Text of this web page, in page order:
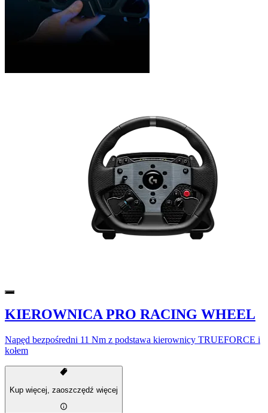
KIEROWNICA PRO RACING WHEEL
Napęd bezpośredni 11 Nm z podstawa kierownicy TRUEFORCE i
kołem
Kup więcej, zaoszczędź więcej